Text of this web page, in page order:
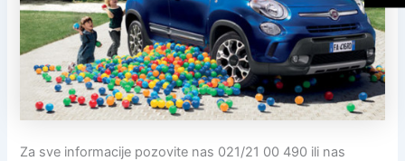
Za sve informacije pozovite nas 021/21 00 490 ili nas